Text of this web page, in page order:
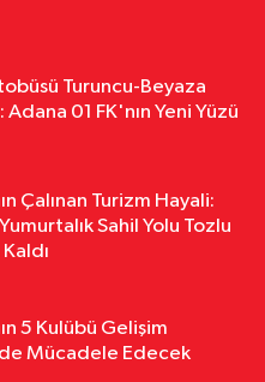
Turuncu-Beyaza
Adana 01 FK'nın Yeni Yüzü
Çalınan Turizm Hayali:
Sahil Yolu Tozlu
5 Kulübü Gelişim
Mücadele Edecek